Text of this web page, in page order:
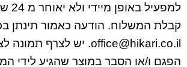
קבלת המשלוח. הודעה כאמור תינתן
office@hikari.co.il. יש לצרף תמונה
הפגם ו/או הסבר במוצר שהגיע לידי